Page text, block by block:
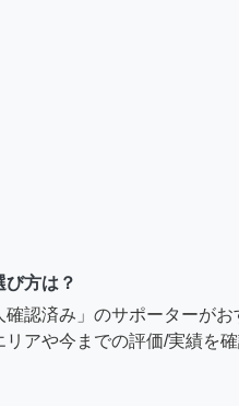
方は？
確認済み」のサポーターがお
アや今までの評価/実績を